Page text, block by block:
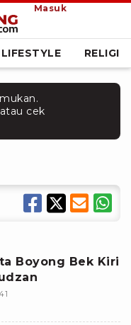
Masuk
LIFESTYLE RELIGI
cek
Boyong Bek Kiri